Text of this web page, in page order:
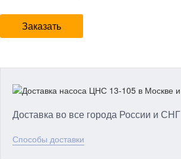
Заказать
Доставка во все города России и СНГ
Способы доставки